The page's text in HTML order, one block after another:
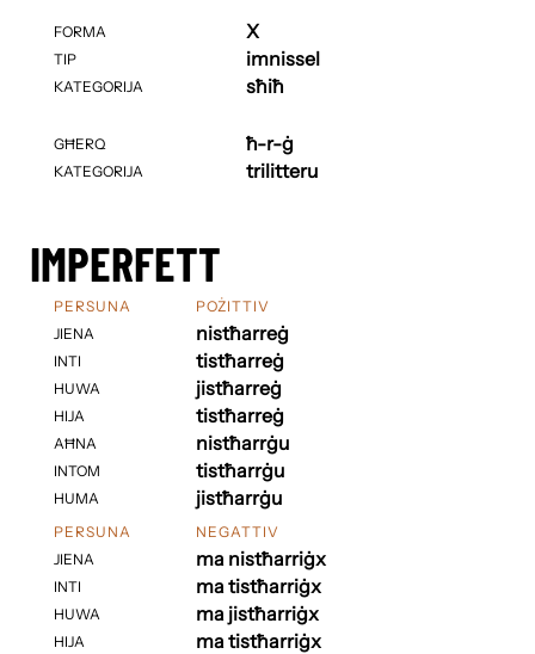
FORMA
TIP
KATEGORIJA
GĦERQ
KATEGORIJA
X
imnissel
sħiħ
ħ-r-ġ
trilitteru
IMPERFETT
PERSUNA
JIENA
INTI
HUWA
HIJA
AĦNA
INTOM
HUMA
POŻITTIV
nistħarreġ
tistħarreġ
jistħarreġ
tistħarreġ
nistħarrġu
tistħarrġu
jistħarrġu
PERSUNA
JIENA
INTI
HUWA
HIJA
NEGATTIV
ma nistħarriġx
ma tistħarriġx
ma jistħarriġx
ma tistħarriġx